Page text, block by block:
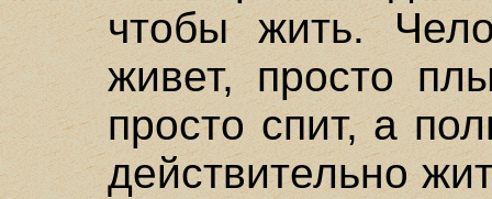
чтобы жить.
живет, просто
просто спит, а
действительно